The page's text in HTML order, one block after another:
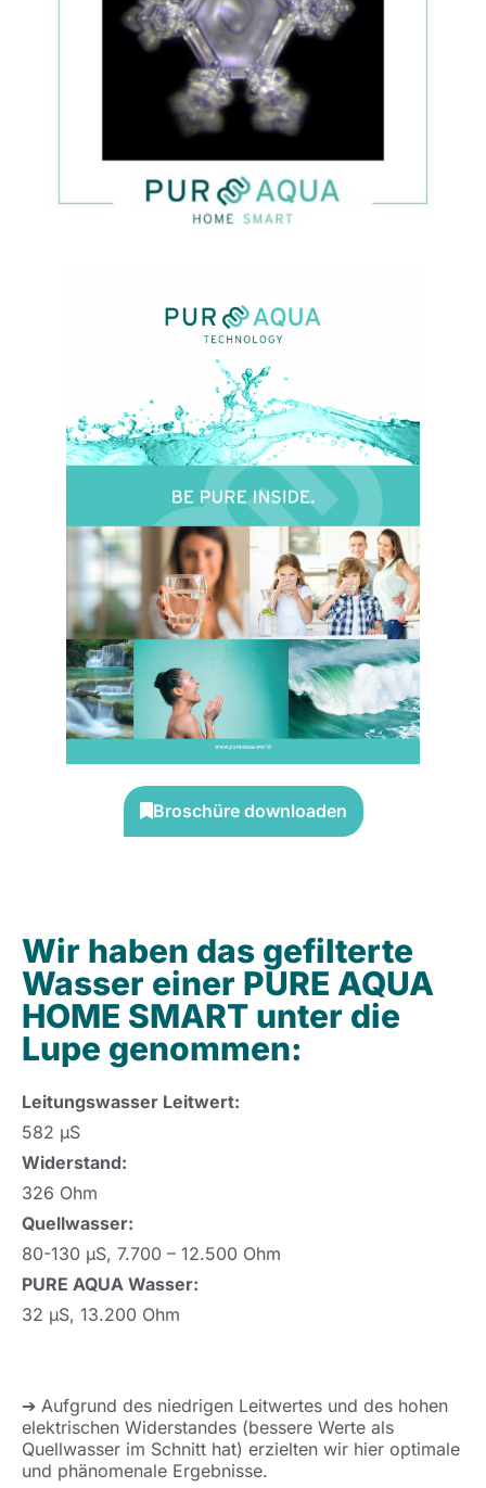
Broschüre downloaden
Wir haben das gefilterte
Wasser einer PURE AQUA
HOME SMART unter die
Lupe genommen:
Leitungswasser Leitwert:
582 μS
Widerstand:
326 Ohm
Quellwasser:
80-130 μS, 7.700 – 12.500 Ohm
PURE AQUA Wasser:
32 μS, 13.200 Ohm
➔ Aufgrund des niedrigen Leitwertes und des hohen
elektrischen Widerstandes (bessere Werte als
Quellwasser im Schnitt hat) erzielten wir hier optimale
und phänomenale Ergebnisse.